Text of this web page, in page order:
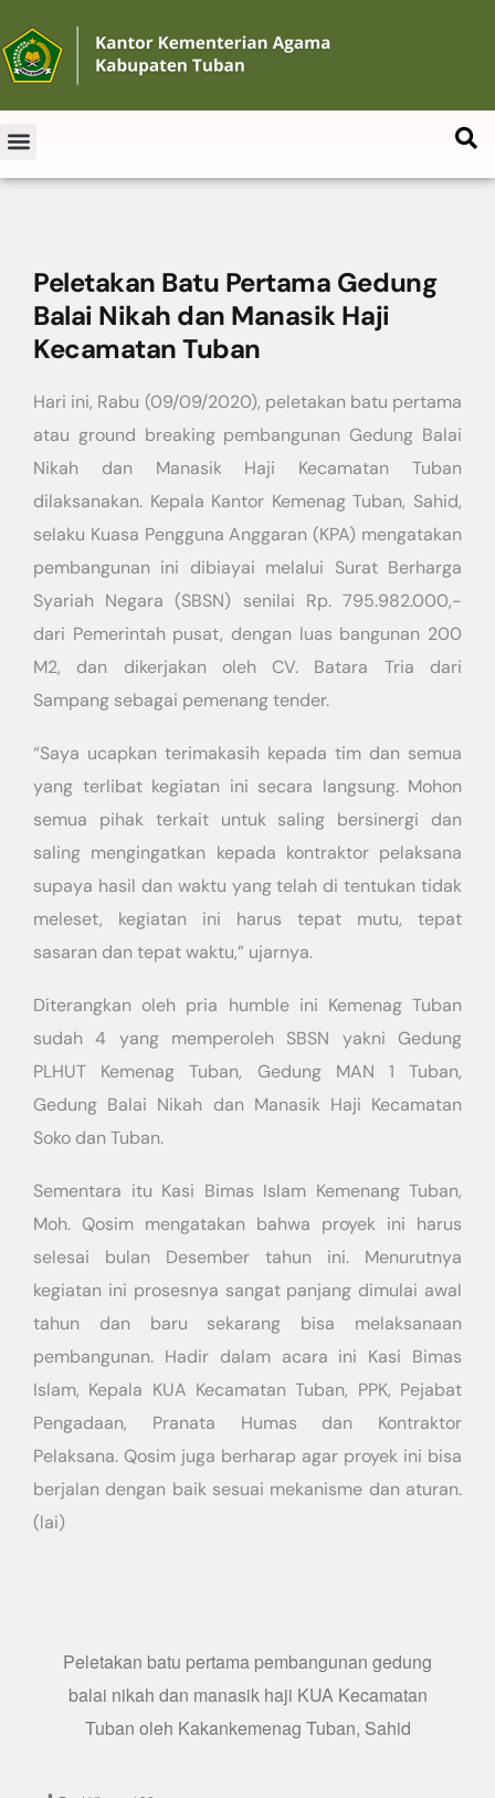
Peletakan Batu Pertama Gedung
Balai Nikah dan Manasik Haji
Kecamatan Tuban
Hari ini, Rabu (09/09/2020), peletakan batu pertama
atau ground breaking pembangunan Gedung Balai
Nikah dan Manasik Haji Kecamatan Tuban
dilaksanakan. Kepala Kantor Kemenag Tuban, Sahid,
selaku Kuasa Pengguna Anggaran (KPA) mengatakan
pembangunan ini dibiayai melalui Surat Berharga
Syariah Negara (SBSN) senilai Rp. 795.982.000,-
dari Pemerintah pusat, dengan luas bangunan 200
M2, dan dikerjakan oleh CV. Batara Tria dari
Sampang sebagai pemenang tender.
“Saya ucapkan terimakasih kepada tim dan semua
yang terlibat kegiatan ini secara langsung. Mohon
semua pihak terkait untuk saling bersinergi dan
saling mengingatkan kepada kontraktor pelaksana
supaya hasil dan waktu yang telah di tentukan tidak
meleset, kegiatan ini harus tepat mutu, tepat
sasaran dan tepat waktu,” ujarnya.
Diterangkan oleh pria humble ini Kemenag Tuban
sudah 4 yang memperoleh SBSN yakni Gedung
PLHUT Kemenag Tuban, Gedung MAN 1 Tuban,
Gedung Balai Nikah dan Manasik Haji Kecamatan
Soko dan Tuban.
Sementara itu Kasi Bimas Islam Kemenang Tuban,
Moh. Qosim mengatakan bahwa proyek ini harus
selesai bulan Desember tahun ini. Menurutnya
kegiatan ini prosesnya sangat panjang dimulai awal
tahun dan baru sekarang bisa melaksanaan
pembangunan. Hadir dalam acara ini Kasi Bimas
Islam, Kepala KUA Kecamatan Tuban, PPK, Pejabat
Pengadaan, Pranata Humas dan Kontraktor
Pelaksana. Qosim juga berharap agar proyek ini bisa
berjalan dengan baik sesuai mekanisme dan aturan.
(lai)
Peletakan batu pertama pembangunan gedung
balai nikah dan manasik haji KUA Kecamatan
Tuban oleh Kakankemenag Tuban, Sahid